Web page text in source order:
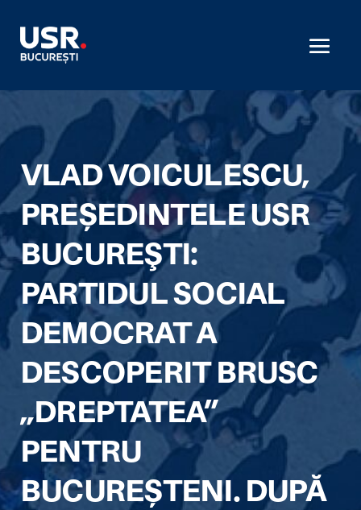
VLAD VOICULESCU,
PREȘEDINTELE USR
BUCUREŞTI:
PARTIDUL SOCIAL
DEMOCRAT A
DESCOPERIT BRUSC
„DREPTATEA”
PENTRU
BUCUREȘTENI. DUPĂ